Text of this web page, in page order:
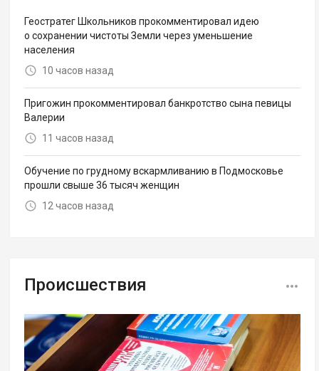
Геостратег Школьников прокомментировал идею
о сохранении чистоты Земли через уменьшение
населения
10 часов назад
Пригожин прокомментировал банкротство сына певицы
Валерии
11 часов назад
Обучение по грудному вскармливанию в Подмосковье
прошли свыше 36 тысяч женщин
12 часов назад
Происшествия